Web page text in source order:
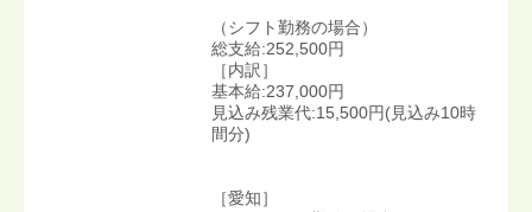
（シフト勤務の場合）
総支給:252,500円
［内訳］
基本給:237,000円
見込み残業代:15,500円(見込み10時
間分)
［愛知］